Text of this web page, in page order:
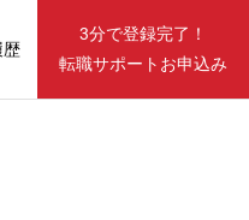
歴
3分で登録完了！
転職サポートお申込み